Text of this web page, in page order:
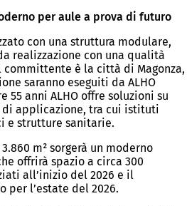
per aule a prova di futuro
con una struttura modulare,
realizzazione con una qualità
è la città di Magonza,
saranno eseguiti da ALHO
55 anni ALHO offre soluzioni su
applicazione, tra cui istituti
e strutture sanitarie.
m² sorgerà un moderno
offrirà spazio a circa 300
all’inizio del 2026 e il
per l’estate del 2026.